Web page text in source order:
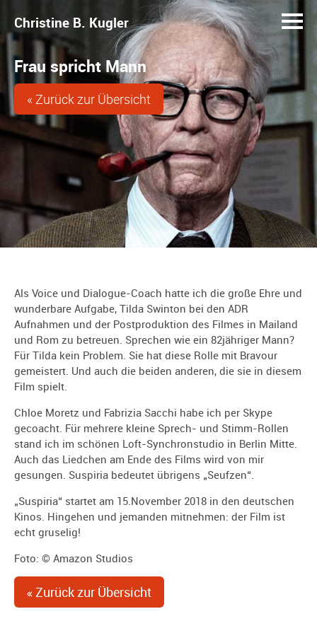
Christine B. Kugler
Frau spricht Mann
« Zurück zur Übersicht
Als Voice und Dialogue-Coach hatte ich die große Ehre und
wunderbare Aufgabe, Tilda Swinton bei den ADR
Aufnahmen und der Postproduktion des Filmes in Mailand
und Rom zu betreuen. Sprechen wie ein 82jähriger Mann?
Für Tilda kein Problem. Sie hat diese Rolle mit Bravour
gemeistert. Und auch die beiden anderen, die sie in diesem
Film spielt.
Chloe Moretz und Fabrizia Sacchi habe ich per Skype
gecoacht. Für mehrere kleine Sprech- und Stimm-Rollen
stand ich im schönen Loft-Synchronstudio in Berlin Mitte.
Auch das Liedchen am Ende des Films wird von mir
gesungen. Suspiria bedeutet übrigens „Seufzen“.
„Suspiria“ startet am 15.November 2018 in den deutschen
Kinos. Hingehen und jemanden mitnehmen: der Film ist
echt gruselig!
Foto: © Amazon Studios
« Zurück zur Übersicht